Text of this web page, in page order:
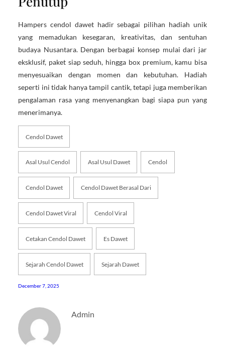
Hampers cendol dawet hadir sebagai pilihan hadiah unik
yang memadukan kesegaran, kreativitas, dan sentuhan
budaya Nusantara. Dengan berbagai konsep mulai dari jar
eksklusif, paket siap seduh, hingga box premium, kamu bisa
menyesuaikan dengan momen dan kebutuhan. Hadiah
seperti ini tidak hanya tampil cantik, tetapi juga memberikan
pengalaman rasa yang menyenangkan bagi siapa pun yang
menerimanya.
Cendol Dawet
Asal Usul Cendol Asal Usul Dawet Cendol
Cendol Dawet Cendol Dawet Berasal Dari
Cendol Dawet Viral Cendol Viral
Cetakan Cendol Dawet Es Dawet
Sejarah Cendol Dawet Sejarah Dawet
December 7, 2025
Admin